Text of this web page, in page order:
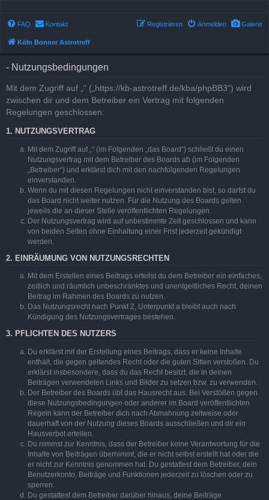
Galerie
FAQ Kontakt Anmelden
Registrieren
Köln Bonner Astrotreff
- Nutzungsbedingungen
Mit dem Zugriff auf „“ („https://kb-astrotreff.de/kba/phpBB3“) wird
zwischen dir und dem Betreiber ein Vertrag mit folgenden
Regelungen geschlossen:
1. NUTZUNGSVERTRAG
Mit dem Zugriff auf „“ (im Folgenden „das Board“) schließt du einen
Nutzungsvertrag mit dem Betreiber des Boards ab (im Folgenden
„Betreiber“) und erklärst dich mit den nachfolgenden Regelungen
einverstanden.
Wenn du mit diesen Regelungen nicht einverstanden bist, so darfst du
das Board nicht weiter nutzen. Für die Nutzung des Boards gelten
jeweils die an dieser Stelle veröffentlichten Regelungen.
Der Nutzungsvertrag wird auf unbestimmte Zeit geschlossen und kann
von beiden Seiten ohne Einhaltung einer Frist jederzeit gekündigt
werden.
2. EINRÄUMUNG VON NUTZUNGSRECHTEN
Mit dem Erstellen eines Beitrags erteilst du dem Betreiber ein einfaches,
zeitlich und räumlich unbeschränktes und unentgeltliches Recht, deinen
Beitrag im Rahmen des Boards zu nutzen.
Das Nutzungsrecht nach Punkt 2, Unterpunkt a bleibt auch nach
Kündigung des Nutzungsvertrages bestehen.
3. PFLICHTEN DES NUTZERS
Du erklärst mit der Erstellung eines Beitrags, dass er keine Inhalte
enthält, die gegen geltendes Recht oder die guten Sitten verstoßen. Du
erklärst insbesondere, dass du das Recht besitzt, die in deinen
Beiträgen verwendeten Links und Bilder zu setzen bzw. zu verwenden.
Der Betreiber des Boards übt das Hausrecht aus. Bei Verstößen gegen
diese Nutzungsbedingungen oder anderer im Board veröffentlichten
Regeln kann der Betreiber dich nach Abmahnung zeitweise oder
dauerhaft von der Nutzung dieses Boards ausschließen und dir ein
Hausverbot erteilen.
Du nimmst zur Kenntnis, dass der Betreiber keine Verantwortung für die
Inhalte von Beiträgen übernimmt, die er nicht selbst erstellt hat oder die
er nicht zur Kenntnis genommen hat. Du gestattest dem Betreiber, dein
Benutzerkonto, Beiträge und Funktionen jederzeit zu löschen oder zu
sperren.
Du gestattest dem Betreiber darüber hinaus, deine Beiträge